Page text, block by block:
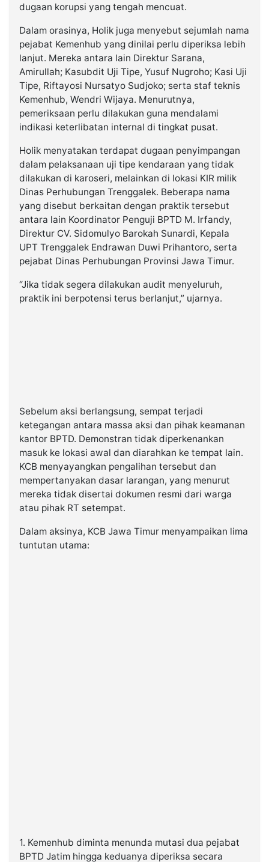
dugaan korupsi yang tengah mencuat.
Dalam orasinya, Holik juga menyebut sejumlah nama
pejabat Kemenhub yang dinilai perlu diperiksa lebih
lanjut. Mereka antara lain Direktur Sarana,
Amirullah; Kasubdit Uji Tipe, Yusuf Nugroho; Kasi Uji
Tipe, Riftayosi Nursatyo Sudjoko; serta staf teknis
Kemenhub, Wendri Wijaya. Menurutnya,
pemeriksaan perlu dilakukan guna mendalami
indikasi keterlibatan internal di tingkat pusat.
Holik menyatakan terdapat dugaan penyimpangan
dalam pelaksanaan uji tipe kendaraan yang tidak
dilakukan di karoseri, melainkan di lokasi KIR milik
Dinas Perhubungan Trenggalek. Beberapa nama
yang disebut berkaitan dengan praktik tersebut
antara lain Koordinator Penguji BPTD M. Irfandy,
Direktur CV. Sidomulyo Barokah Sunardi, Kepala
UPT Trenggalek Endrawan Duwi Prihantoro, serta
pejabat Dinas Perhubungan Provinsi Jawa Timur.
“Jika tidak segera dilakukan audit menyeluruh,
praktik ini berpotensi terus berlanjut,” ujarnya.
Sebelum aksi berlangsung, sempat terjadi
ketegangan antara massa aksi dan pihak keamanan
kantor BPTD. Demonstran tidak diperkenankan
masuk ke lokasi awal dan diarahkan ke tempat lain.
KCB menyayangkan pengalihan tersebut dan
mempertanyakan dasar larangan, yang menurut
mereka tidak disertai dokumen resmi dari warga
atau pihak RT setempat.
Dalam aksinya, KCB Jawa Timur menyampaikan lima
tuntutan utama:
1. Kemenhub diminta menunda mutasi dua pejabat
BPTD Jatim hingga keduanya diperiksa secara